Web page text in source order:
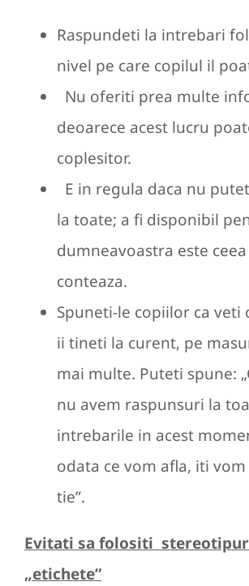
Raspundeti la intrebari
nivel pe care copilul il
Nu oferiti prea multe
deoarece acest lucru
coplesitor.
E in regula daca nu
la toate; a fi disponibil
dumneavoastra este ceea
conteaza.
Spuneti-le copiilor ca veti
ii tineti la curent, pe
mai multe. Puteti spune:
nu avem raspunsuri la
intrebarile in acest
odata ce vom afla, iti
tie”.
Evitati sa folositi
„etichete”